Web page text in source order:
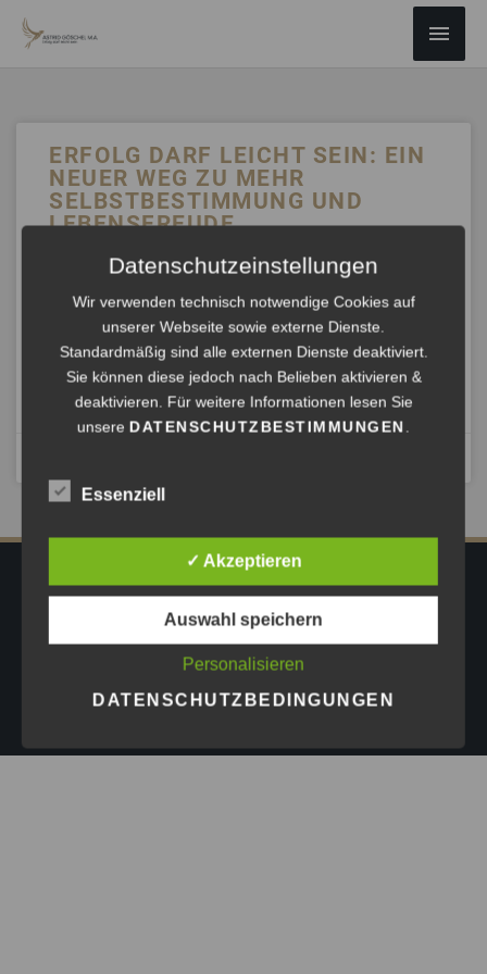
INHALT
ERFOLG DARF LEICHT SEIN: EIN
NEUER WEG ZU MEHR
SELBSTBESTIMMUNG UND
LEBENSFREUDE
Weg von einer permanenten Steigerungslogik, die uns
innerlich erschöpft – Hin zu einem neuen Weg, der
gelingen könnte, wenn viele Menschen diesen Weg gehen
und bereiten.
ANHÖREN »
IMPRESSUM DATENSCHUTZ
AGB
PRESSE
Astrid Göschel M.A. - Erfolg darf leicht
sein.| Design byASKINGG
Datenschutzeinstellungen
Wir verwenden technisch notwendige Cookies auf
unserer Webseite sowie externe Dienste.
Standardmäßig sind alle externen Dienste deaktiviert.
Sie können diese jedoch nach Belieben aktivieren &
deaktivieren. Für weitere Informationen lesen Sie
unsereDATENSCHUTZBESTIMMUNGEN.
Essenziell
✓ Akzeptieren
Auswahl speichern
Personalisieren
DATENSCHUTZBEDINGUNGEN